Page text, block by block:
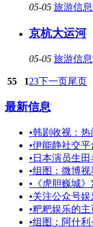
05-05 旅游信息
京杭大运河
05-05 旅游信息
55 123下一页尾页
最新信息
•韩剧收视：
•伊能静社交
• 日本演员生
•组图：微博
• 《虎胆巍城
•关注公众号娱
•粑粑娱乐的主
•组图：阿什利